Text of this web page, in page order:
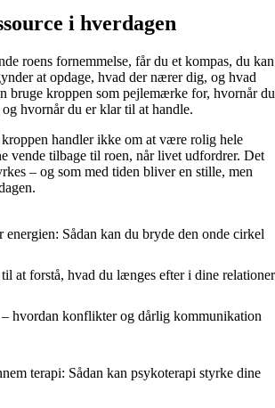
i hverdagen
roens fornemmelse, får du et kompas, du kan
at opdage, hvad der nærer dig, og hvad
bruge kroppen som pejlemærke for, hvornår du
hvornår du er klar til at handle.
handler ikke om at være rolig hele
vende tilbage til roen, når livet udfordrer. Det
– og som med tiden bliver en stille, men
Sådan kan du bryde den onde cirkel
at forstå, hvad du længes efter i dine relationer
hvordan konflikter og dårlig kommunikation
terapi: Sådan kan psykoterapi styrke dine